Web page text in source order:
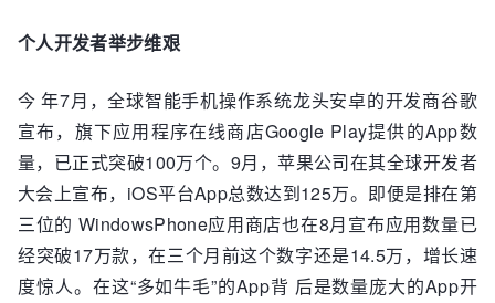
个人开发者举步维艰
今 年7月，全球智能手机操作系统龙头安卓的开发商谷歌
宣布，旗下应用程序在线商店Google Play提供的App数
量，已正式突破100万个。9月，苹果公司在其全球开发者
大会上宣布，iOS平台App总数达到125万。即便是排在第
三位的 WindowsPhone应用商店也在8月宣布应用数量已
经突破17万款，在三个月前这个数字还是14.5万，增长速
度惊人。在这“多如牛毛”的App背 后是数量庞大的App开